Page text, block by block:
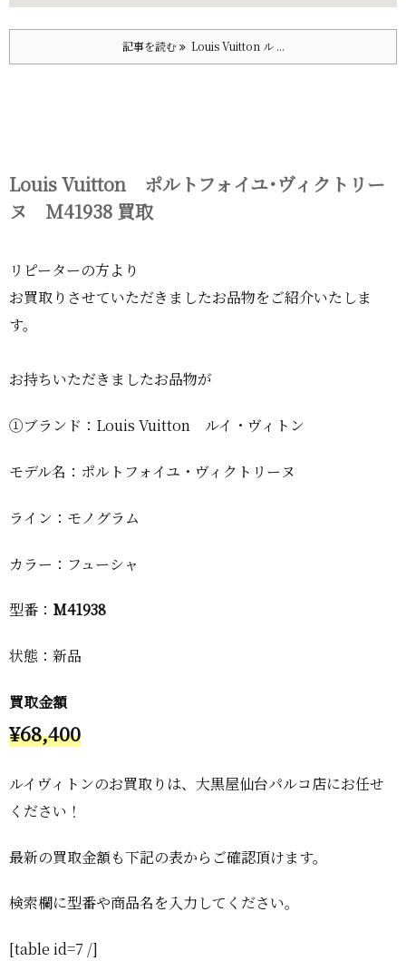
記事を読む Louis Vuitton ル ...
Louis Vuitton ポルトフォイユ･ヴィクトリー
ヌ M41938 買取
リピーターの方より
お買取りさせていただきましたお品物をご紹介いたしま
す。
お持ちいただきましたお品物が
①ブランド：Louis Vuitton ルイ・ヴィトン
モデル名：ポルトフォイユ・ヴィクトリーヌ
ライン：モノグラム
カラー：フューシャ
型番： M41938
状態：新品
買取金額
¥68,400
ルイヴィトンのお買取りは、大黒屋仙台パルコ店にお任せ
ください！
最新の買取金額も下記の表からご確認頂けます。
検索欄に型番や商品名を入力してください。
[table id=7 /]